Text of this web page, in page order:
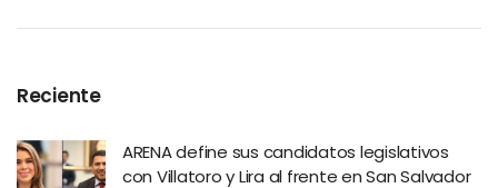
Reciente
ARENA define sus candidatos legislativos
con Villatoro y Lira al frente en San Salvador